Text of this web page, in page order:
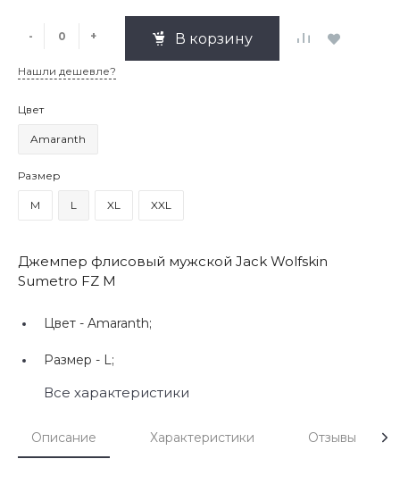
- + В корзину
Нашли дешевле?
Цвет
Amaranth
Размер
M L XL XXL
Джемпер флисовый мужской Jack Wolfskin
Sumetro FZ M
Цвет - Amaranth;
Размер - L;
Все характеристики
Описание Характеристики Отзывы